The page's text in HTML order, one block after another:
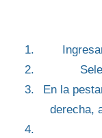
En la
derecha,